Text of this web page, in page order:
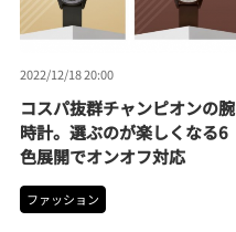
2022/12/18 20:00
コスパ抜群チャンピオンの腕
時計。選ぶのが楽しくなる6
色展開でオンオフ対応
ファッション